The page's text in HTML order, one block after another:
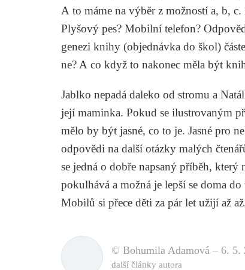
A to máme na výběr z možností a, b, c.
Plyšový pes? Mobilní telefon?
genezi knihy (objednávka do škol)
ne? A co když to nakonec měla být
Jablko nepadá daleko od stromu a
její maminka. Pokud se ilustrovaným
mělo by být jasné, co to je. Jasné pro
odpovědi na další otázky malých
se jedná o dobře napsaný příběh,
pokulhává a možná je lepší se doma
Mobilů si přece děti za pár let užijí až
© Bohumila Adamová – 6. 5.
další články autora